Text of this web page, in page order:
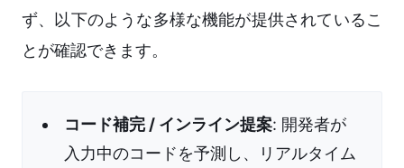
ず、以下のような多様な機能が提供されているこ
とが確認できます。
コード補完 / インライン提案: 開発者が
入力中のコードを予測し、リアルタイム